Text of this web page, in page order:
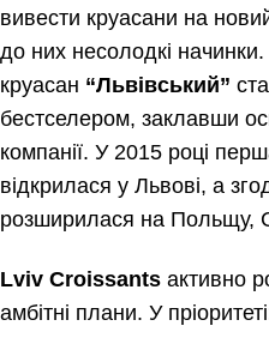
вивести круасани на
до них несолодкі
круасан “Львівський”
бестселером, заклавши
компанії. У 2015 році
відкрилася у Львові, а
розширилася на Польщу,
Lviv Croissants активно
амбітні плани. У